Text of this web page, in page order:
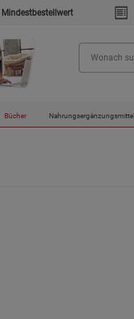
Mindestbestellwert
Bücher Nahrungsergänzungsmittel